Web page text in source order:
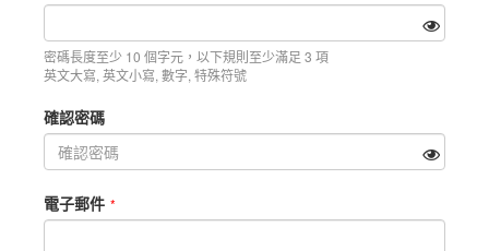
密碼長度至少 10 個字元，以下規則至少滿足 3 項
英文大寫, 英文小寫, 數字, 特殊符號
確認密碼
電子郵件